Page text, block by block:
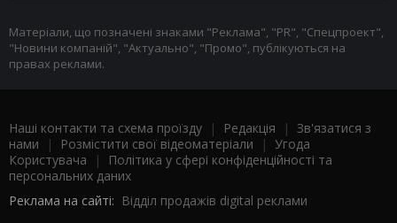
Матеріали, що позначені знаками "Реклама", "PR", "Спецпроект",
"Новини компаній", "Актуально", "Промо", публікуються на
правах реклами.
Наші контакти та схема проїзду | Редакція | Зв'язатися з
нами | Розмістити свої відеоматеріали | Угода
Користувача |
Політика у сфері конфіденційності та
персональних даних
Реклама на сайті: Відділ продажів digital реклами